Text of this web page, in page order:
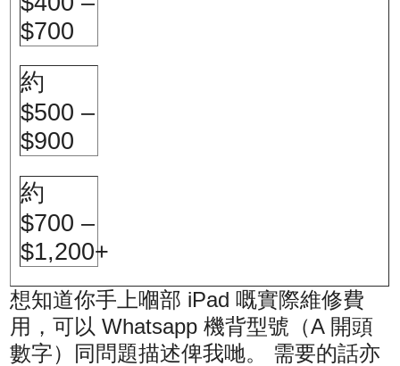
$700
約
$500 –
$900
約
$700 –
$1,200+
想知道你手上嗰部 iPad 嘅實際維修費
用，可以 Whatsapp 機背型號（A 開頭
數字）同問題描述俾我哋。 需要的話亦